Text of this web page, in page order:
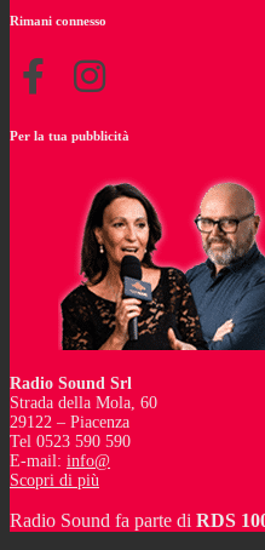
Rimani connesso
Per la tua pubblicità
Radio Sound Srl
Strada della Mola, 60
29122 – Piacenza
Tel 0523 590 590
E-mail: info@
Scopri di più
Radio Sound fa parte di RDS